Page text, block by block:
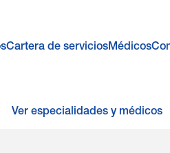
Cartera de serviciosMédicos
Ver especialidades y médicos